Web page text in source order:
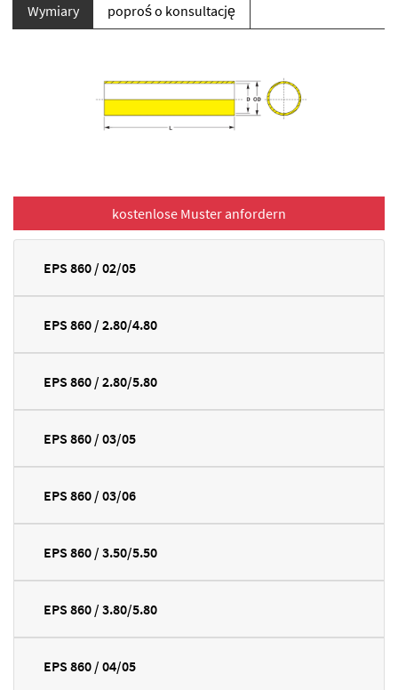
Wymiary poproś o konsultację
EPS 860 / 02/05
EPS 860 / 2.80/4.80
EPS 860 / 2.80/5.80
EPS 860 / 03/05
EPS 860 / 03/06
EPS 860 / 3.50/5.50
EPS 860 / 3.80/5.80
EPS 860 / 04/05